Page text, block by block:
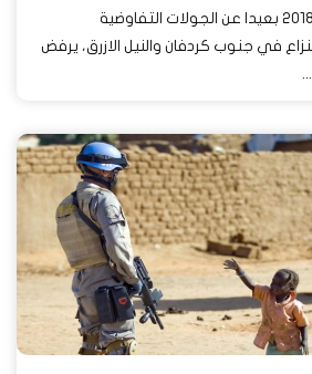
تقرير عاين : 12ديسمبر 2018 بعيدا عن الجولات التفاوضية
في جنوب كردفان والنيل الازرق، يرفض